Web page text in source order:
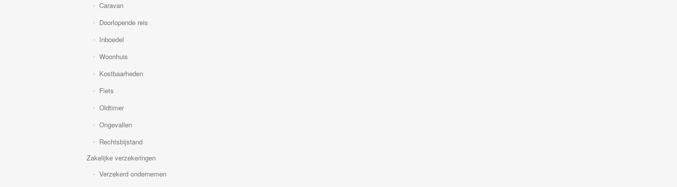
Caravan
Doorlopende reis
Inboedel
Woonhuis
Kostbaarheden
Fiets
Oldtimer
Ongevallen
Rechtsbijstand
Zakelijke verzekeringen
Verzekerd ondernemen